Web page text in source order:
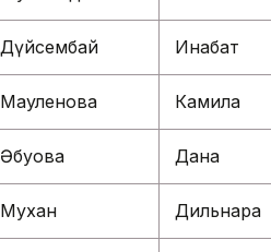
Дүйсембай Инабат
Мауленова Камила
Әбуова Дана
Мухан Дильнара